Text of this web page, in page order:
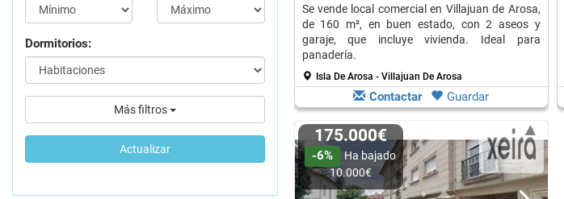
Dormitorios:
Más filtros
Actualizar
Se vende local comercial en Villajuan de Arosa,
de 160 m², en buen estado, con 2 aseos y
garaje, que incluye vivienda. Ideal para
panadería.
Isla De Arosa - Villajuan De Arosa
Contactar Guardar
175.000€
-6%
Ha bajado
10.000€